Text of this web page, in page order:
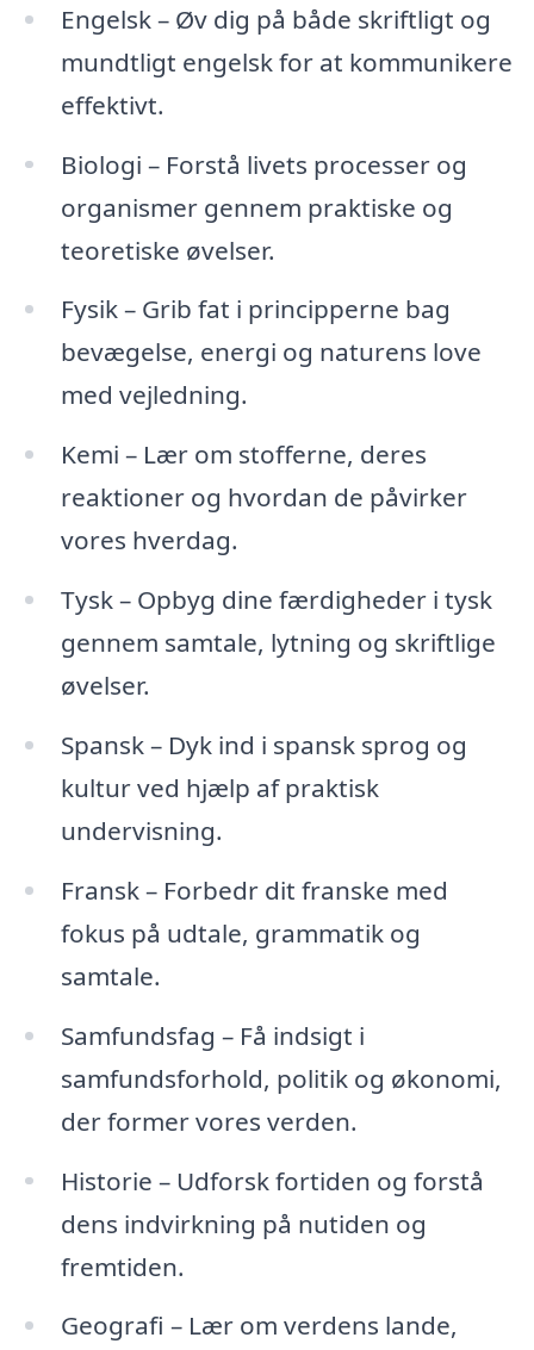
Engelsk – Øv dig på både skriftligt og
mundtligt engelsk for at kommunikere
effektivt.
Biologi – Forstå livets processer og
organismer gennem praktiske og
teoretiske øvelser.
Fysik – Grib fat i principperne bag
bevægelse, energi og naturens love
med vejledning.
Kemi – Lær om stofferne, deres
reaktioner og hvordan de påvirker
vores hverdag.
Tysk – Opbyg dine færdigheder i tysk
gennem samtale, lytning og skriftlige
øvelser.
Spansk – Dyk ind i spansk sprog og
kultur ved hjælp af praktisk
undervisning.
Fransk – Forbedr dit franske med
fokus på udtale, grammatik og
samtale.
Samfundsfag – Få indsigt i
samfundsforhold, politik og økonomi,
der former vores verden.
Historie – Udforsk fortiden og forstå
dens indvirkning på nutiden og
fremtiden.
Geografi – Lær om verdens lande,